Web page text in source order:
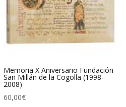
Memoria X Aniversario Fundación
San Millán de la Cogolla (1998-
2008)
60,00€